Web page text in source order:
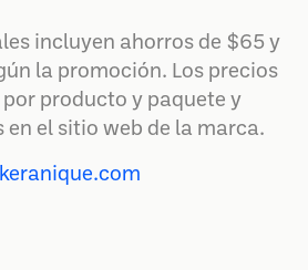
incluyen ahorros de $65 y
la promoción. Los precios
producto y paquete y
en el sitio web de la marca.